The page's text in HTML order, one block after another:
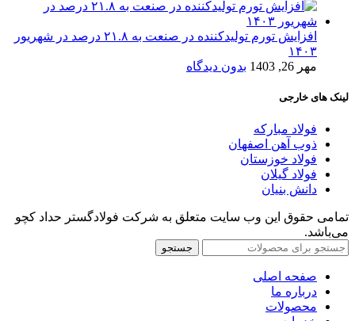
افزایش تورم تولیدکننده در صنعت به ۲۱.۸ درصد در شهریور
۱۴۰۳
مهر 26, 1403
بدون دیدگاه
لینک های خارجی
فولاد مبارکه
ذوب آهن اصفهان
فولاد خوزستان
فولاد گیلان
دانش بنیان
تمامی حقوق این وب سایت متعلق به شرکت فولادگستر حداد کچو
می‌باشد.
جستجو
صفحه اصلی
درباره ما
محصولات